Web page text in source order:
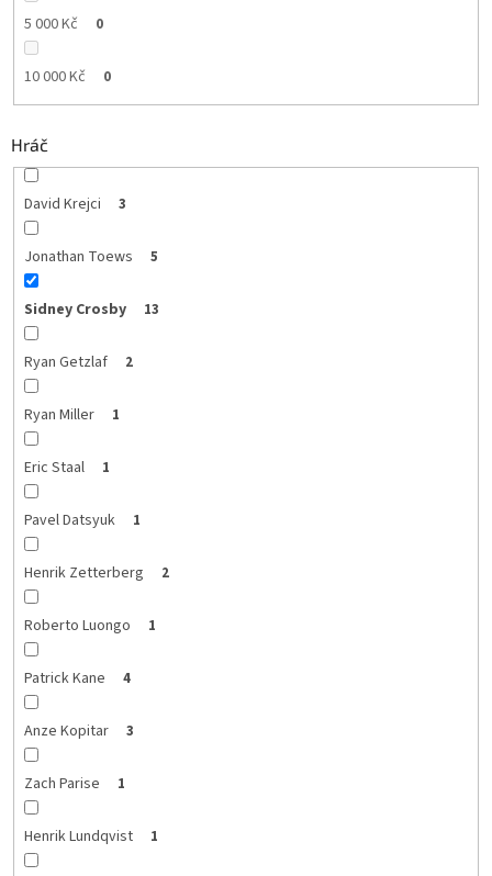
5 000 Kč 0
10 000 Kč 0
Hráč
David Krejci 3
Jonathan Toews 5
Sidney Crosby 13
Ryan Getzlaf 2
Ryan Miller 1
Eric Staal 1
Pavel Datsyuk 1
Henrik Zetterberg 2
Roberto Luongo 1
Patrick Kane 4
Anze Kopitar 3
Zach Parise 1
Henrik Lundqvist 1